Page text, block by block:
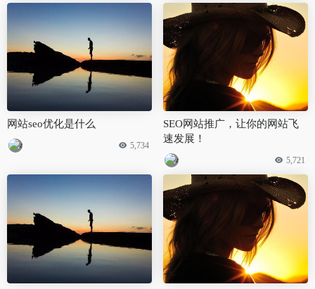
网站seo优化是什么
5,734
SEO网站推广，让你的网站飞
速发展！
5,721